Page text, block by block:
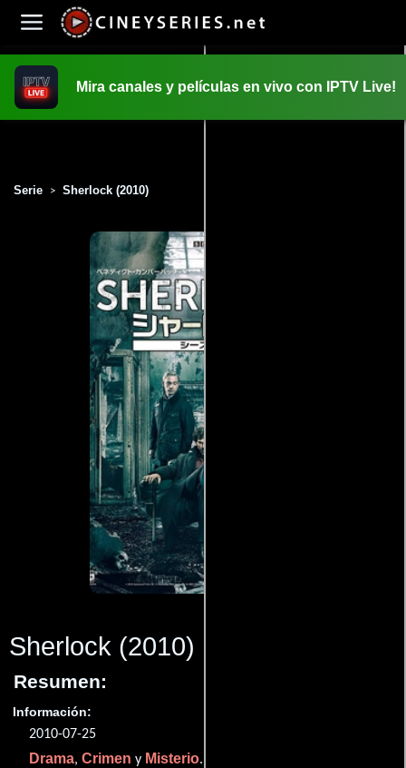
Mira canales y películas en vivo con IPTV Live!
Serie > Sherlock (2010)
Sherlock (2010)
Resumen:
Información:
2010-07-25
Drama, Crimen y Misterio.